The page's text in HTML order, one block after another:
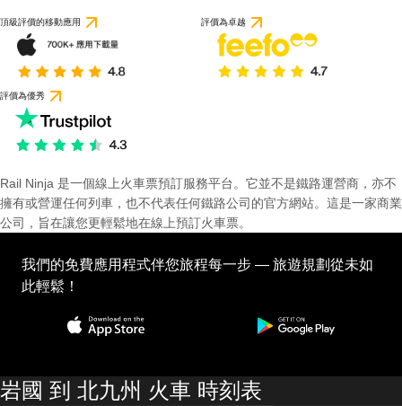
頂級評價的移動應用 評價為卓越
評價為優秀
Rail Ninja 是一個線上火車票預訂服務平台。它並不是鐵路運營商，亦不
擁有或營運任何列車，也不代表任何鐵路公司的官方網站。這是一家商業
公司，旨在讓您更輕鬆地在線上預訂火車票。
我們的免費應用程式伴您旅程每一步 — 旅遊規劃從未如
此輕鬆！
岩國 到 北九州 火車 時刻表